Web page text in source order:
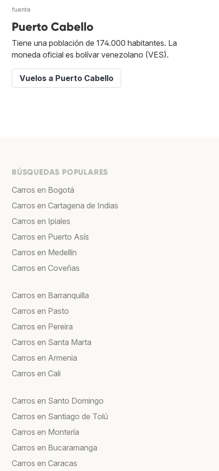
fuente
Puerto Cabello
Tiene una población de 174.000 habitantes. La
moneda oficial es bolívar venezolano (VES).
Vuelos a Puerto Cabello
BÚSQUEDAS POPULARES
Carros en Bogotá
Carros en Cartagena de Indias
Carros en Ipiales
Carros en Puerto Asís
Carros en Medellín
Carros en Coveñas
Carros en Barranquilla
Carros en Pasto
Carros en Pereira
Carros en Santa Marta
Carros en Armenia
Carros en Cali
Carros en Santo Domingo
Carros en Santiago de Tolú
Carros en Montería
Carros en Bucaramanga
Carros en Caracas